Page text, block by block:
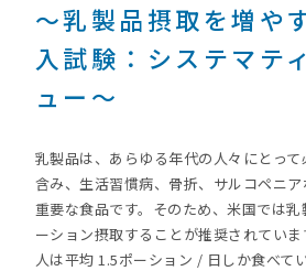
～乳製品摂取を増や
入試験：システマテ
ュー～
乳製品は、あらゆる年代の人々にとっ
含み、生活習慣病、骨折、サルコペニ
重要な食品です。そのため、米国では
ーション摂取することが推奨されてい
人は平均 1.5ポーション / 日しか食べて